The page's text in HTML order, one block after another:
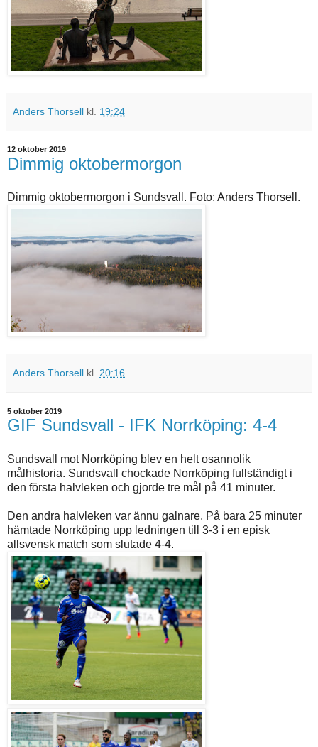
Anders Thorsell kl. 19:24
12 oktober 2019
Dimmig oktobermorgon
Dimmig oktobermorgon i Sundsvall. Foto: Anders Thorsell.
Anders Thorsell kl. 20:16
5 oktober 2019
GIF Sundsvall - IFK Norrköping: 4-4
Sundsvall mot Norrköping blev en helt osannolik
målhistoria. Sundsvall chockade Norrköping fullständigt i
den första halvleken och gjorde tre mål på 41 minuter.
Den andra halvleken var ännu galnare. På bara 25 minuter
hämtade Norrköping upp ledningen till 3-3 i en episk
allsvensk match som slutade 4-4.